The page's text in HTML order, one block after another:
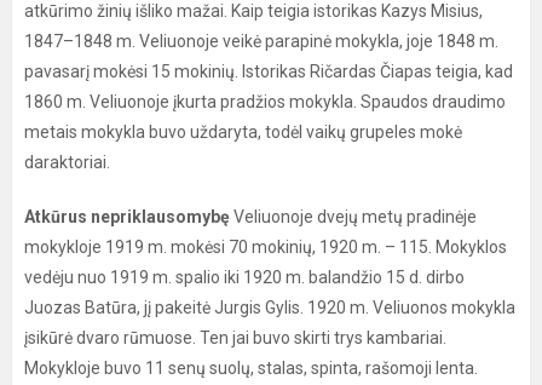
atkūrimo žinių išliko mažai. Kaip teigia istorikas Kazys Misius,
1847–1848 m. Veliuonoje veikė parapinė mokykla, joje 1848 m.
pavasarį mokėsi 15 mokinių. Istorikas Ričardas Čiapas teigia, kad
1860 m. Veliuonoje įkurta pradžios mokykla. Spaudos draudimo
metais mokykla buvo uždaryta, todėl vaikų grupeles mokė
daraktoriai.
Atkūrus nepriklausomybęVeliuonoje dvejų metų pradinėje
mokykloje 1919 m. mokėsi 70 mokinių, 1920 m. – 115. Mokyklos
vedėju nuo 1919 m. spalio iki 1920 m. balandžio 15 d. dirbo
Juozas Batūra, jį pakeitė Jurgis Gylis. 1920 m. Veliuonos mokykla
įsikūrė dvaro rūmuose. Ten jai buvo skirti trys kambariai.
Mokykloje buvo 11 senų suolų, stalas, spinta, rašomoji lenta.